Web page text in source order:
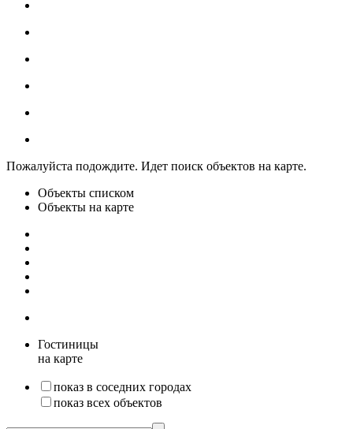
Пожалуйста подождите. Идет поиск объектов на карте.
Объекты списком
Объекты на карте
Гостиницы
на карте
показ в соседних городах
показ всех объектов